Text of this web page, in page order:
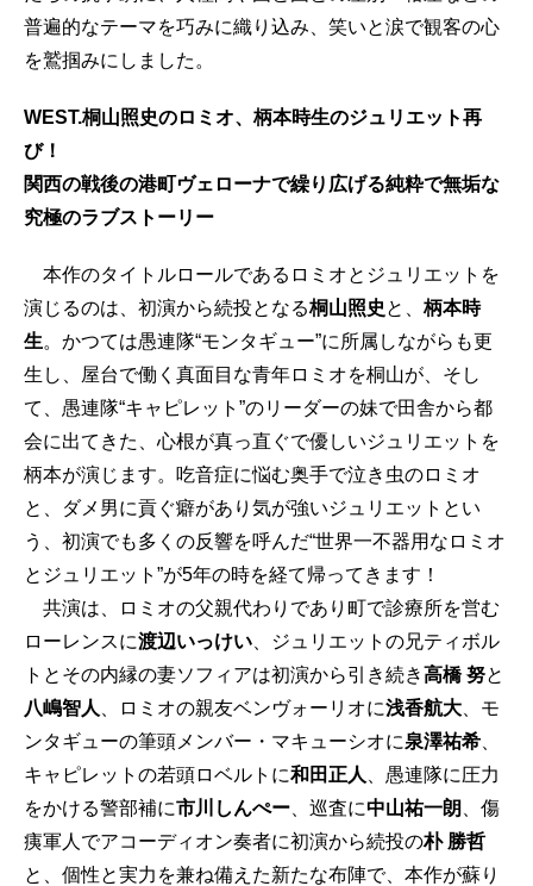
普遍的なテーマを巧みに織り込み、笑いと涙で観客の心
を鷲掴みにしました。
WEST.桐山照史のロミオ、柄本時生のジュリエット再
び！
関西の戦後の港町ヴェローナで繰り広げる純粋で無垢な
究極のラブストーリー
本作のタイトルロールであるロミオとジュリエットを
演じるのは、初演から続投となる桐山照史 と、 柄本時
生。かつては愚連隊“モンタギュー”に所属しながらも更
生し、屋台で働く真面目な青年ロミオを桐山が、そし
て、愚連隊“キャピレット”のリーダーの妹で田舎から都
会に出てきた、心根が真っ直ぐで優しいジュリエットを
柄本が演じます。吃音症に悩む奥手で泣き虫のロミオ
と、ダメ男に貢ぐ癖があり気が強いジュリエットとい
う、初演でも多くの反響を呼んだ“世界一不器用なロミオ
とジュリエット”が5年の時を経て帰ってきます！
共演は、ロミオの父親代わりであり町で診療所を営む
ローレンスに渡辺いっけい 、ジュリエットの兄ティボル
トとその内縁の妻ソフィアは初演から引き続き高橋 努と
八嶋智人
、ロミオの親友ベンヴォーリオに浅香航大 、モ
ンタギューの筆頭メンバー・マキューシオに泉澤祐希
キャピレットの若頭ロベルトに和田正人
、愚連隊に圧力
をかける警部補に市川しんぺー 、巡査に中山祐一朗
、傷
痍軍人でアコーディオン奏者に初演から続投の朴 勝哲
と、個性と実力を兼ね備えた新たな布陣で、本作が蘇り